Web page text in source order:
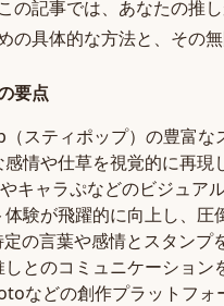
の記事では、あなたの推
の具体的な方法と、その
要点
スティポップ）の豊富な
情や仕草を視覚的に再現
キャラぷなどのビジュア
体験が飛躍的に向上し、圧
の言葉や感情とスタンプ
とのコミュニケーション
などの創作プラットフ